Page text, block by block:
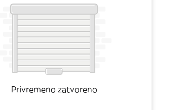
Privremeno zatvoreno